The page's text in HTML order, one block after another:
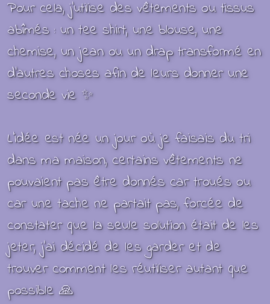
Pour cela, j’utilise des vêtements ou tissus
abîmés : un tee shirt, une blouse, une
chemise, un jean ou un draptransformé en
d'autres choses afin de leurs donner une
seconde vie ✨
L’idée est née un jour où je faisais du tri
dans ma maison, certains vêtements ne
pouvaient pas être donnés car troués ou
car une tache ne partait pas, forcée de
constater que la seule solution était de les
jeter, j’ai décidé de les garder et de
trouver comment les réutiliser autant que
possible 🙏